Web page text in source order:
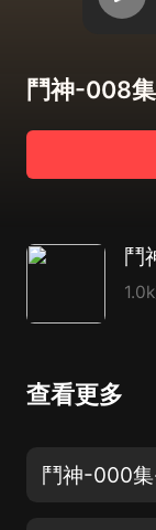
鬥神-008
查看更多